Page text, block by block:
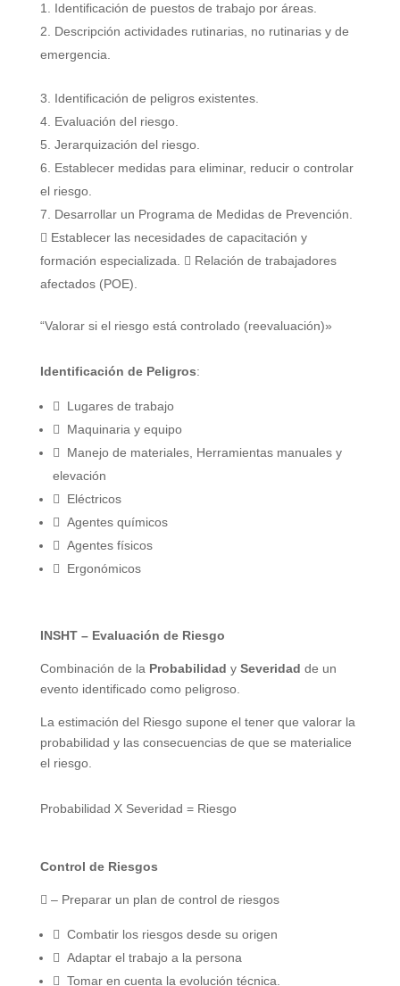
Identificación de puestos de trabajo por áreas.
Descripción actividades rutinarias, no rutinarias y de
emergencia.
Identificación de peligros existentes.
Evaluación del riesgo.
Jerarquización del riesgo.
Establecer medidas para eliminar, reducir o controlar
el riesgo.
Desarrollar un Programa de Medidas de Prevención.
 Establecer las necesidades de capacitación y
formación especializada.  Relación de trabajadores
afectados (POE).
“Valorar si el riesgo está controlado (reevaluación)»
Identificación de Peligros:
 Lugares de trabajo
 Maquinaria y equipo
 Manejo de materiales, Herramientas manuales y
elevación
 Eléctricos
 Agentes químicos
 Agentes físicos
 Ergonómicos
INSHT – Evaluación de Riesgo
Combinación de la Probabilidad y Severidad de un
evento identificado como peligroso.
La estimación del Riesgo supone el tener que valorar la
probabilidad y las consecuencias de que se materialice
el riesgo.
Probabilidad X Severidad = Riesgo
Control de Riesgos
 – Preparar un plan de control de riesgos
 Combatir los riesgos desde su origen
 Adaptar el trabajo a la persona
 Tomar en cuenta la evolución técnica.